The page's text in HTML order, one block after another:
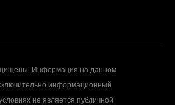
Информация на данном
информационный
не является публичной